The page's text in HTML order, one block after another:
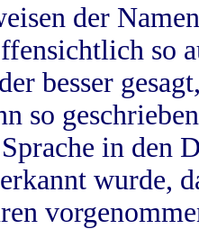
der
so
besser
so
in
wurde,